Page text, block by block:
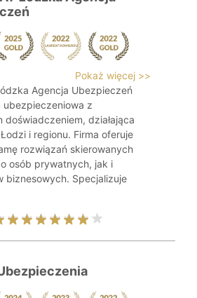
Pokaż więcej >>
Agencja Ubezpieczeń
ubezpieczeniowa z
doświadczeniem, działająca
i regionu. Firma oferuje
rozwiązań skierowanych
osób prywatnych, jak i
biznesowych. Specjalizuje